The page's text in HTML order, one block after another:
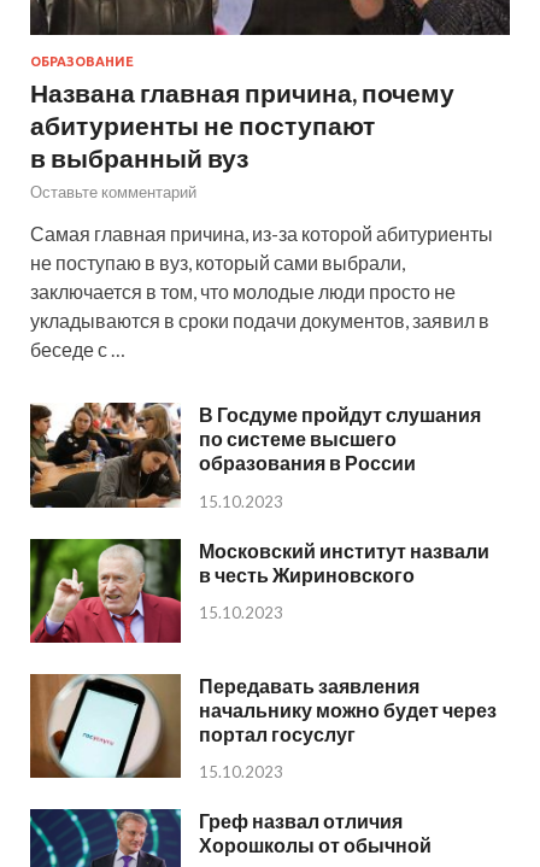
ОБРАЗОВАНИЕ
Названа главная причина, почему
абитуриенты не поступают
в выбранный вуз
Оставьте комментарий
Самая главная причина, из-за которой абитуриенты
не поступаю в вуз, который сами выбрали,
заключается в том, что молодые люди просто не
укладываются в сроки подачи документов, заявил в
беседе с …
В Госдуме пройдут слушания
по системе высшего
образования в России
15.10.2023
Московский институт назвали
в честь Жириновского
15.10.2023
Передавать заявления
начальнику можно будет через
портал госуслуг
15.10.2023
Греф назвал отличия
Хорошколы от обычной